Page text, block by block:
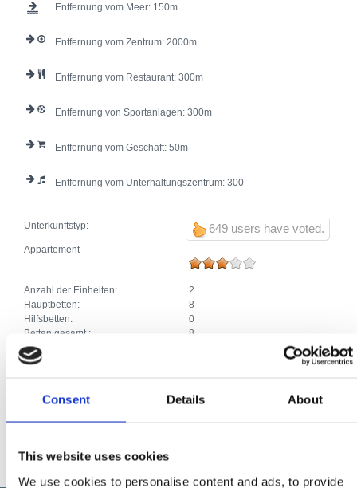
Consent Details About
This website uses cookies
We use cookies to personalise content and ads, to provide
Entfernung vom Meer: 150
Entfernung vom Zentrum: 2000
Entfernung vom Restaurant: 300
Entfernung von Sportanlagen: 300
Entfernung vom Geschäft: 50
Entfernung vom Unterhaltungszentrum: 300
649 users have voted.
Unterkunftstyp:
Appartement
Anzahl der Einheiten:
2
Hauptbetten:
8
Hilfsbetten:
0
Betten gesamt :
8
Zusätze:
Geschirrspüler